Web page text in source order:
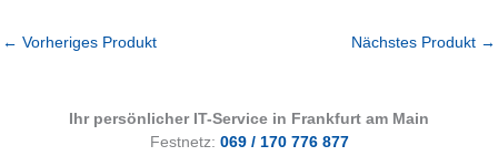
← Vorheriges Produkt Nächstes Produkt →
Ihr persönlicher IT-Service in Frankfurt am Main
Festnetz: 069 / 170 776 877